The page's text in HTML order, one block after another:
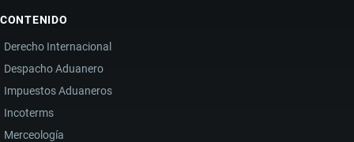
CONTENIDO
Derecho Internacional
Despacho Aduanero
Impuestos Aduaneros
Incoterms
Merceología